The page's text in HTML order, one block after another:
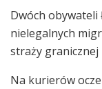
Dwóch
nielegalnych
straży granicznej
Na kurierów